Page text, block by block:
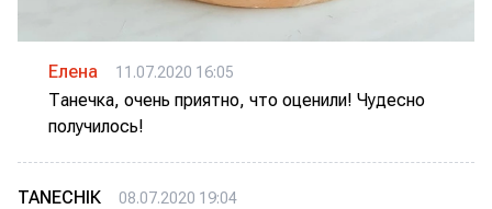
Елена 11.07.2020 16:05
Танечка, очень приятно, что оценили! Чудесно
получилось!
TANECHIК 08.07.2020 19:04